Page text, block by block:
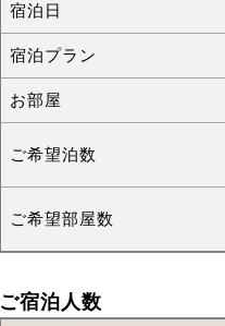
宿泊日
宿泊プラン
お部屋
ご希望泊数
ご希望部屋数
ご宿泊人数